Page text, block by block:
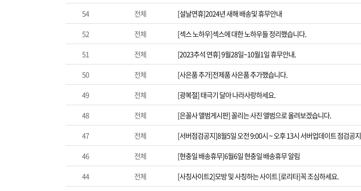
54 전체 [설날연휴]2024년 새해 배송및 휴무안내
52 전체 [섹스 노하우]섹스에 대한 노하우들 정리했습니다.
51 전체 [2023추석 연휴] 9월28일~10월1일 휴무안내.
50 전체 [사은품 추가]전제품 사은품 추가했습니다.
49 전체 [광복절] 태극기 달아 나라사랑하세요.
48 전체 [은꼴사 앨범게시판] 꼴리는 사진 앨범으로 올려보겠습니다.
47 전체 [서버점검공지]8월5일 오전 9:00시 ~ 오후 13시 서버업데이트 점검공지
46 전체 [현충일 배송휴무]6월6일 현충일 배송휴무 알림
44 전체 [사칭사이트2]모방 및 사칭하는 사이트 [로리타]꼭 조심하세요.